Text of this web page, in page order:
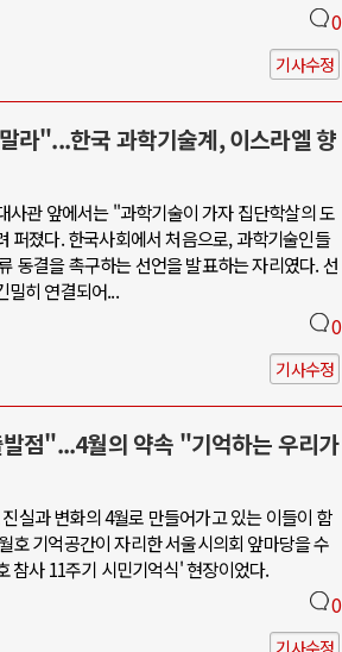
0
기사수정
라"...한국 과학기술계, 이스라엘 향
사관 앞에서는 "과학기술이 가자 집단학살의 도
퍼졌다. 한국사회에서 처음으로, 과학기술인들
동결을 촉구하는 선언을 발표하는 자리였다. 선
밀히 연결되어...
0
기사수정
점"...4월의 약속 "기억하는 우리가
실과 변화의 4월로 만들어가고 있는 이들이 함
호 기억공간이 자리한 서울시의회 앞마당을 수
참사 11주기 시민기억식' 현장이었다.
0
기사수정